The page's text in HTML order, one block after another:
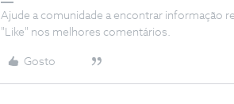
Ajude a comunidade a encontrar informação
"Like" nos melhores comentários.
Gosto